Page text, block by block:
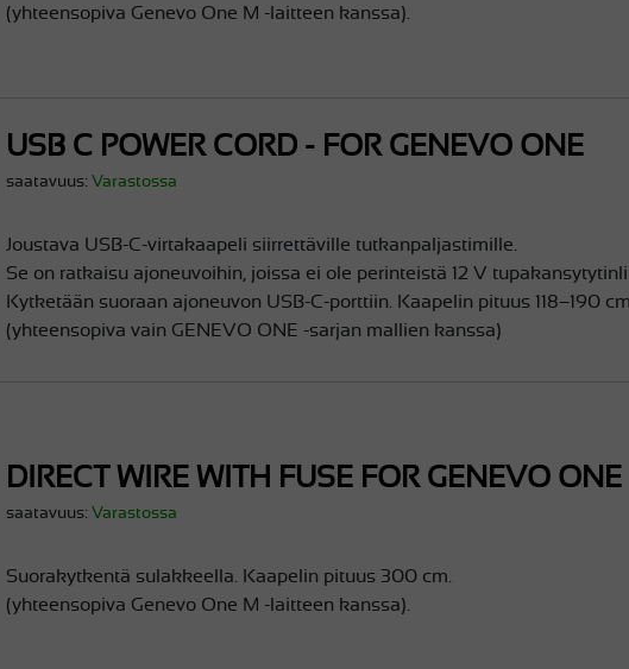
(yhteensopiva Genevo One M -laitteen kanssa).
USB C POWER CORD - FOR GENEVO ONE
saatavuus:Varastossa
Joustava USB-C-virtakaapeli siirrettäville tutkanpaljastimille.
Se on ratkaisu ajoneuvoihin, joissa ei ole perinteistä 12 V
Kytketään suoraan ajoneuvon USB-C-porttiin. Kaapelin pituus 118–190 cm.
(yhteensopiva vain GENEVO ONE -sarjan mallien kanssa)
DIRECT WIRE WITH FUSE FOR GENEVO ONE
saatavuus:Varastossa
Suorakytkentä sulakkeella. Kaapelin pituus 300 cm.
(yhteensopiva Genevo One M -laitteen kanssa).